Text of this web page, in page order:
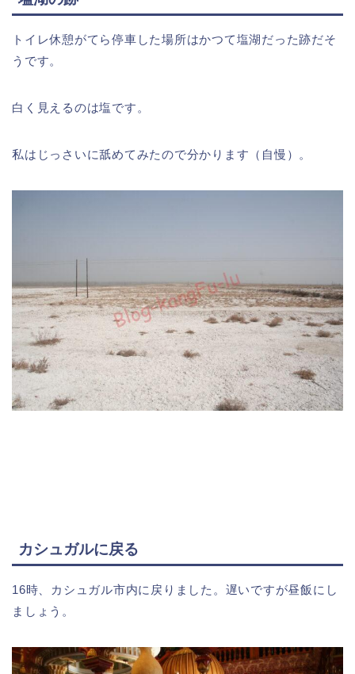
トイレ休憩がてら停車した場所はかつて塩湖だった跡だそ
うです。
白く見えるのは塩です。
私はじっさいに舐めてみたので分かります（自慢）。
カシュガルに戻る
16時、カシュガル市内に戻りました。遅いですが昼飯にし
ましょう。